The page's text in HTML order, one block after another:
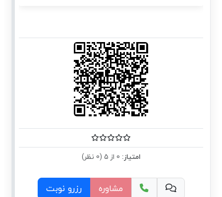
امتیاز:
مشاوره رزرو نوبت